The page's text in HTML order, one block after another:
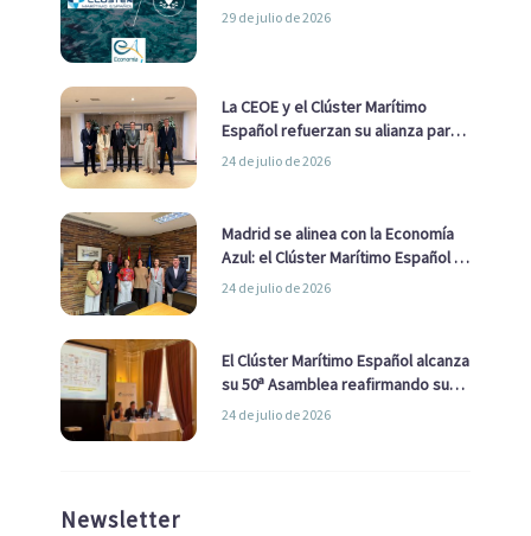
29 de julio de 2026
La CEOE y el Clúster Marítimo
Español refuerzan su alianza para
impulsar una estrategia Nacional
24 de julio de 2026
Madrid se alinea con la Economía
Azul: el Clúster Marítimo Español y
la Real Liga Naval avanzan alianzas
24 de julio de 2026
El Clúster Marítimo Español alcanza
su 50ª Asamblea reafirmando su
liderazgo en la Economía Azul
24 de julio de 2026
Newsletter